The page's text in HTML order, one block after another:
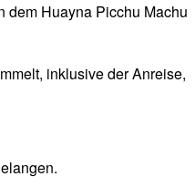
dem Huayna Picchu Machu
inklusive der Anreise,